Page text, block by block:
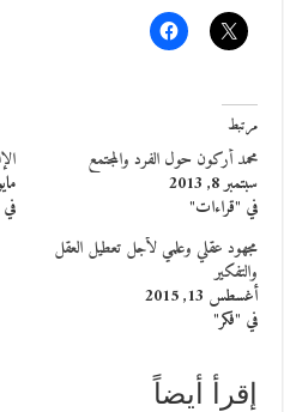
مرتبط
محمد أركون حول الفرد والمجتمع
سبتمبر 8, 2013
في "قراءات"
مايو
مجهود عقلي وعلمي لأجل تعطيل العقل
والتفكير
أغسطس 13, 2015
في "فكر"
إقرأ أيضاً